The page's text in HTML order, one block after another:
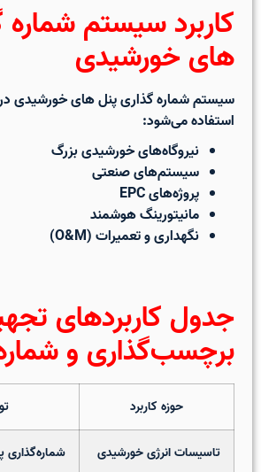
کاربرد سیستم شماره
های خورشیدی
سیستمشماره گذاری پنل های خورشیدی
استفاده می‌شود:
نیروگاه‌های خورشیدی بزرگ
سیستم‌های صنعتی
پروژه‌های EPC
مانیتورینگ هوشمند
نگهداری و تعمیرات (O&M)
جدول کاربردهای
برچسب‌گذاری و
حوزه کاربرد
تاسیسات انرژی خورشیدی شماره‌گذاری